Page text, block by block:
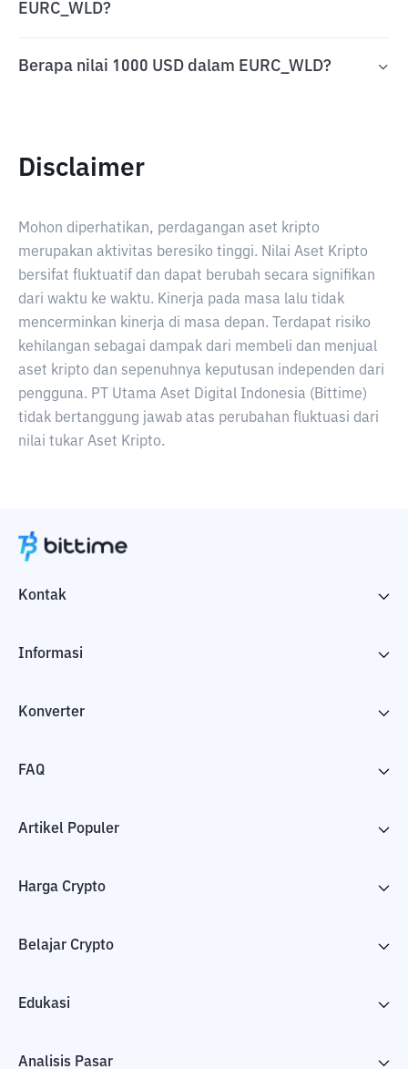
EURC_WLD?
Berapa nilai 1000 USD dalam EURC_WLD?
Disclaimer
Mohon diperhatikan, perdagangan aset kripto
merupakan aktivitas beresiko tinggi. Nilai Aset Kripto
bersifat fluktuatif dan dapat berubah secara signifikan
dari waktu ke waktu. Kinerja pada masa lalu tidak
mencerminkan kinerja di masa depan. Terdapat risiko
kehilangan sebagai dampak dari membeli dan menjual
aset kripto dan sepenuhnya keputusan independen dari
pengguna. PT Utama Aset Digital Indonesia (Bittime)
tidak bertanggung jawab atas perubahan fluktuasi dari
nilai tukar Aset Kripto.
Kontak
Informasi
Konverter
FAQ
Artikel Populer
Harga Crypto
Belajar Crypto
Edukasi
Analisis Pasar